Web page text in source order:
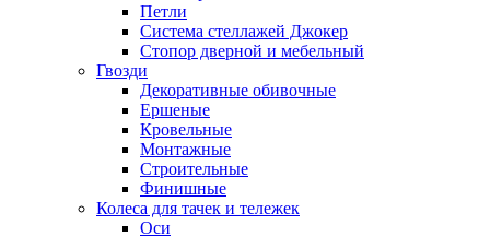
Петли
Система стеллажей Джокер
Стопор дверной и мебельный
Гвозди
Декоративные обивочные
Ершеные
Кровельные
Монтажные
Строительные
Финишные
Колеса для тачек и тележек
Оси